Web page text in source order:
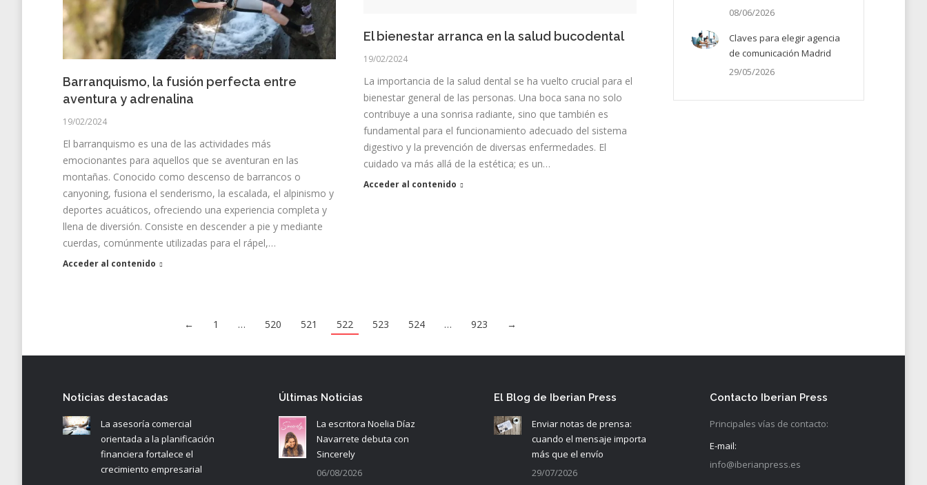
El bienestar arranca en la salud bucodental
19/02/2024
La importancia de la salud dental se ha vuelto crucial para el
bienestar general de las personas. Una boca sana no solo
contribuye a una sonrisa radiante, sino que también es
fundamental para el funcionamiento adecuado del sistema
digestivo y la prevención de diversas enfermedades. El
cuidado va más allá de la estética; es un…
Acceder al contenido
Barranquismo, la fusión perfecta entre
aventura y adrenalina
19/02/2024
El barranquismo es una de las actividades más
emocionantes para aquellos que se aventuran en las
montañas. Conocido como descenso de barrancos o
canyoning, fusiona el senderismo, la escalada, el alpinismo y
deportes acuáticos, ofreciendo una experiencia completa y
llena de diversión. Consiste en descender a pie y mediante
cuerdas, comúnmente utilizadas para el rápel,…
Acceder al contenido
← 1 … 520 521 522 523 524 … 923 →
08/06/2026
Claves para elegir agencia
de comunicación Madrid
29/05/2026
Noticias destacadas
La asesoría comercial
orientada a la planificación
financiera fortalece el
crecimiento empresarial
Últimas Noticias
La escritora Noelia Díaz
Navarrete debuta con
Sincerely
06/08/2026
El Blog de Iberian Press
Enviar notas de prensa:
cuando el mensaje importa
más que el envío
29/07/2026
Contacto Iberian Press
Principales vías de contacto:
E-mail:
info@iberianpress.es